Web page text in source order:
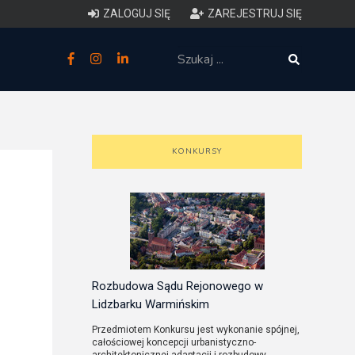
ZALOGUJ SIĘ ZAREJESTRUJ SIĘ
zakres i forma projektu
przestrzennym
KONKURSY
Rozbudowa Sądu Rejonowego w
Lidzbarku Warmińskim
Przedmiotem Konkursu jest wykonanie spójnej,
całościowej koncepcji urbanistyczno-